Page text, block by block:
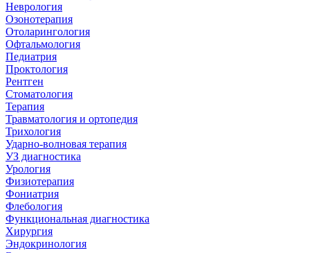
Неврология
Озонотерапия
Отоларингология
Офтальмология
Педиатрия
Проктология
Рентген
Стоматология
Терапия
Травматология и ортопедия
Трихология
Ударно-волновая терапия
УЗ диагностика
Урология
Физиотерапия
Фониатрия
Флебология
Функциональная диагностика
Хирургия
Эндокринология